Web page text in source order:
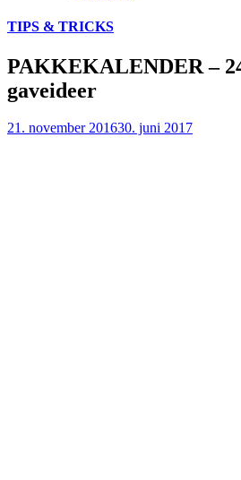
Skip
content
TIPS & TRICKS
PAKKEKALENDER –
gaveideer
21. november 201630. juni 2017